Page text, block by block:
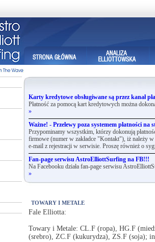
Karty kredytowe obsługiwane są przez kanał
Płatność za pomocą kart kredytowych można
»
Ważne! - Przelewy poza systemem płatności na
Przypominamy wszystkim, którzy dokonują
firmowe (numer w zakładce "Kontakt"), iż należy
e-mail z rejestracji w serwisie. Proszę również o
Fan-page serwisu AstroElliottSurfing na FB!!!
Na Facebooku działa fan-page serwisu
»
TOWARY I METALE
Fale Elliotta:
Towary i Metale: CL.F (ropa), HG.F
(srebro), ZC.F (kukurydza), ZS.F (soja);